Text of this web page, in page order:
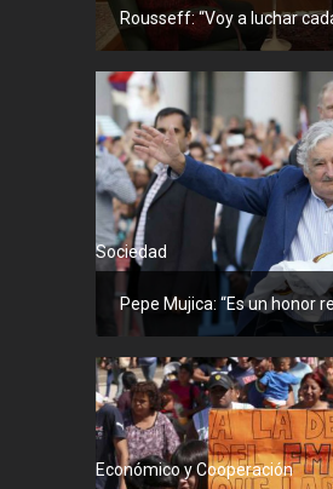
Rousseff: “Voy a luchar
Sociedad
Pepe Mujica: “Es un honor
Económico y Cooperación